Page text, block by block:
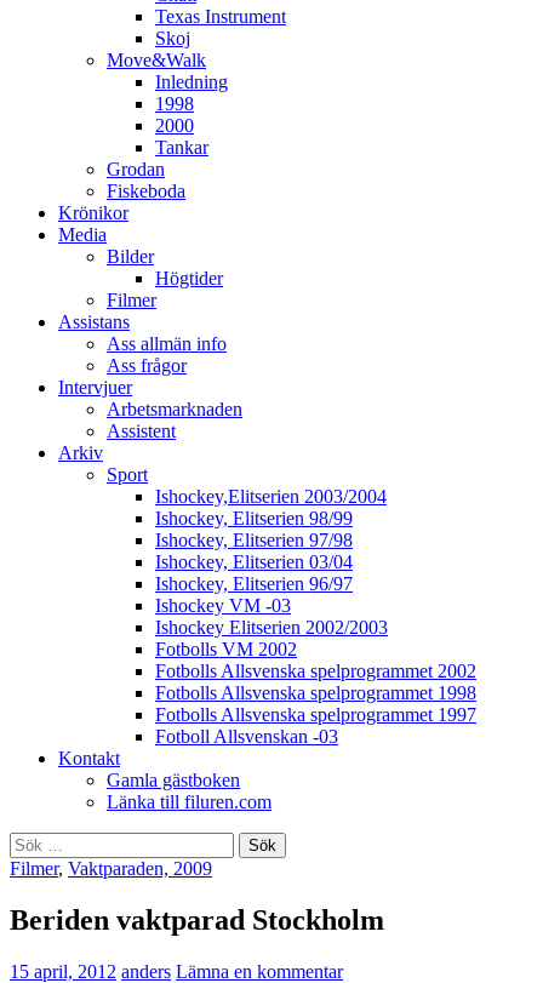
Texas Instrument
Skoj
Move&Walk
Inledning
1998
2000
Tankar
Grodan
Fiskeboda
Krönikor
Media
Bilder
Högtider
Filmer
Assistans
Ass allmän info
Ass frågor
Intervjuer
Arbetsmarknaden
Assistent
Arkiv
Sport
Ishockey,Elitserien 2003/2004
Ishockey, Elitserien 98/99
Ishockey, Elitserien 97/98
Ishockey, Elitserien 03/04
Ishockey, Elitserien 96/97
Ishockey VM -03
Ishockey Elitserien 2002/2003
Fotbolls VM 2002
Fotbolls Allsvenska spelprogrammet 2002
Fotbolls Allsvenska spelprogrammet 1998
Fotbolls Allsvenska spelprogrammet 1997
Fotboll Allsvenskan -03
Kontakt
Gamla gästboken
Länka till filuren.com
Sök
efter:
Filmer, Vaktparaden, 2009
Beriden vaktparad Stockholm
15 april, 2012 anders Lämna en kommentar